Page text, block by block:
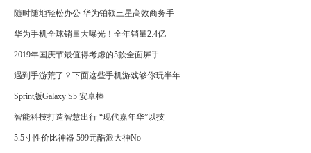
随时随地轻松办公 华为铂顿三星高效商务手
华为手机全球销量大曝光！全年销量2.4亿
2019年国庆节最值得考虑的5款全面屏手
遇到手游荒了？下面这些手机游戏够你玩半年
Sprint版Galaxy S5 安卓棒
智能科技打造智慧出行 “现代嘉年华”以技
5.5寸性价比神器 599元酷派大神No